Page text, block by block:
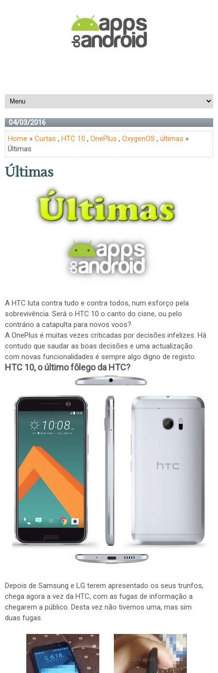
04/03/2016
Home » Curtas , HTC 10 , OnePlus , OxygenOS , últimas »
Últimas
Últimas
A HTC luta contra tudo e contra todos, num esforço pela
sobrevivência. Será o HTC 10 o canto do cisne, ou pelo
contrário a catapulta para novos voos?
A OnePlus é muitas vezes criticadas por decisões infelizes. Há
contudo que saudar as boas decisões e uma actualização
com novas funcionalidades é sempre algo digno de registo.
HTC 10, o último fôlego da HTC?
Depois de Samsung e LG terem apresentado os seus trunfos,
chega agora a vez da HTC, com as fugas de informação a
chegarem a público. Desta vez não tivemos uma, mas sim
duas fugas.